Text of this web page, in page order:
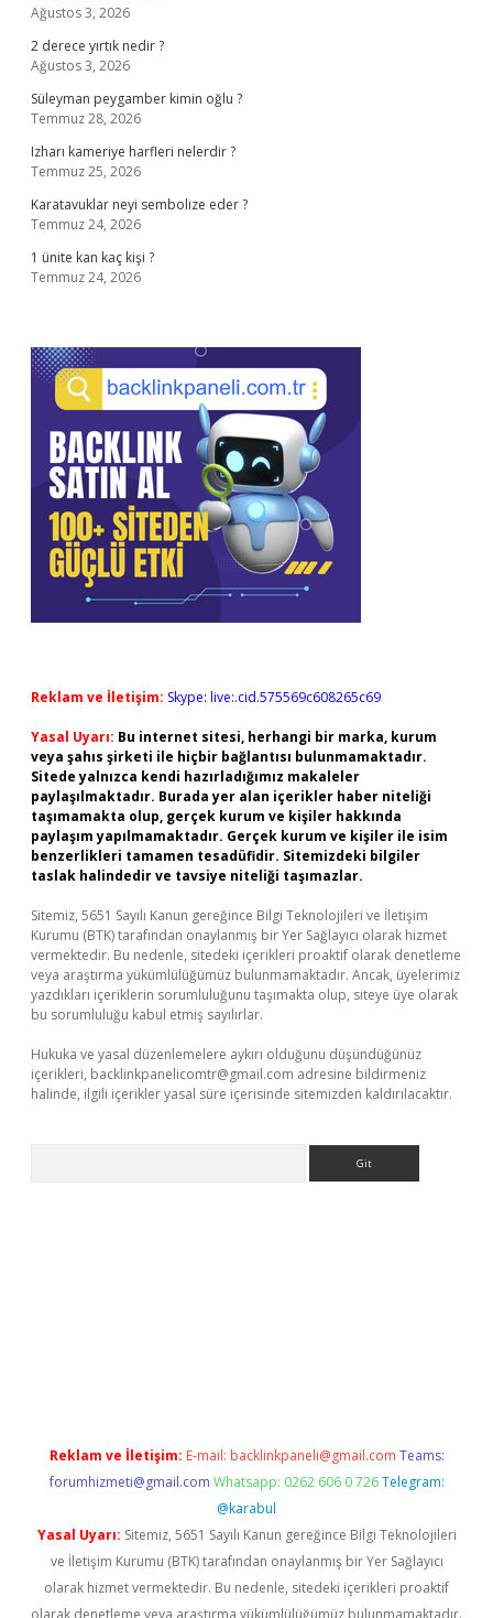
Ağustos 3, 2026
2 derece yırtık nedir ?
Ağustos 3, 2026
Süleyman peygamber kimin oğlu ?
Temmuz 28, 2026
Izharı kameriye harfleri nelerdir ?
Temmuz 25, 2026
Karatavuklar neyi sembolize eder ?
Temmuz 24, 2026
1 ünite kan kaç kişi ?
Temmuz 24, 2026
Reklam ve İletişim: Skype: live:.cid.575569c608265c69
Yasal Uyarı: Bu internet sitesi, herhangi bir marka, kurum
veya şahıs şirketi ile hiçbir bağlantısı bulunmamaktadır.
Sitede yalnızca kendi hazırladığımız makaleler
paylaşılmaktadır. Burada yer alan içerikler haber niteliği
taşımamakta olup, gerçek kurum ve kişiler hakkında
paylaşım yapılmamaktadır. Gerçek kurum ve kişiler ile isim
benzerlikleri tamamen tesadüfidir. Sitemizdeki bilgiler
taslak halindedir ve tavsiye niteliği taşımazlar.
Sitemiz, 5651 Sayılı Kanun gereğince Bilgi Teknolojileri ve İletişim
Kurumu (BTK) tarafından onaylanmış bir Yer Sağlayıcı olarak hizmet
vermektedir. Bu nedenle, sitedeki içerikleri proaktif olarak denetleme
veya araştırma yükümlülüğümüz bulunmamaktadır. Ancak, üyelerimiz
yazdıkları içeriklerin sorumluluğunu taşımakta olup, siteye üye olarak
bu sorumluluğu kabul etmiş sayılırlar.
Hukuka ve yasal düzenlemelere aykırı olduğunu düşündüğünüz
içerikleri, backlinkpanelicomtr@gmail.com adresine bildirmeniz
halinde, ilgili içerikler yasal süre içerisinde sitemizden kaldırılacaktır.
Reklam ve İletişim: E-mail: backlinkpaneli@gmail.com Teams:
forumhizmeti@gmail.com Whatsapp: 0262 606 0 726 Telegram:
@karabul
Yasal Uyarı: Sitemiz, 5651 Sayılı Kanun gereğince Bilgi Teknolojileri
ve İletişim Kurumu (BTK) tarafından onaylanmış bir Yer Sağlayıcı
olarak hizmet vermektedir. Bu nedenle, sitedeki içerikleri proaktif
olarak denetleme veya araştırma yükümlülüğümüz bulunmamaktadır.